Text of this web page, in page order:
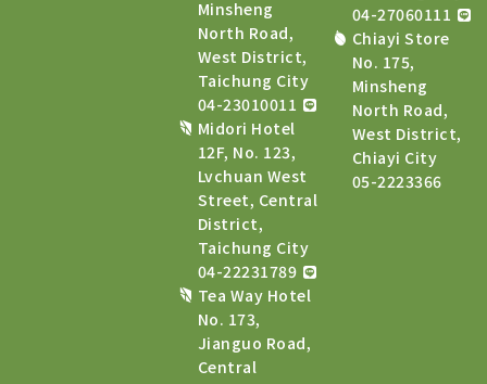
Minsheng
North Road,
West District,
Taichung City
04-23010011
Midori Hotel
12F, No. 123,
Lvchuan West
Street, Central
District,
Taichung City
04-22231789
Tea Way Hotel
No. 173,
Jianguo Road,
Central
04-27060111
Chiayi Store
No. 175,
Minsheng
North Road,
West District,
Chiayi City
05-2223366